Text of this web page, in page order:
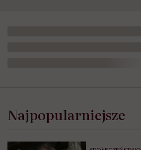
Najpopularniejsze